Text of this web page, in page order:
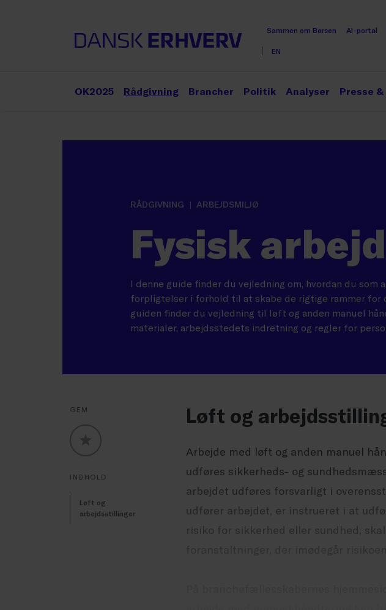
Sammen om Børsen AI-portal
EN
OK2025 Rådgivning Brancher Politik Analyser Presse
RÅDGIVNING ARBEJDSMILJØ
Fysisk
I denne guide finder du vejledning om, hvordan du som
forpligtelser i forhold til at skabe de rigtige rammer for
guiden finder du vejledning til løft og anden manuel
materialer, arbejdsstedets indretning og regler for
GEM
GLOBALLABELS::FAVORITE
INDHOLD
Løft og
arbejdsstillinger
Løft og
Arbejde med løft og anden manuel
udføres sikkerheds- og
arbejdet udføres forsvarligt i
udfører arbejdet, er instrueret i at
risiko for sikkerhed eller sundhed,